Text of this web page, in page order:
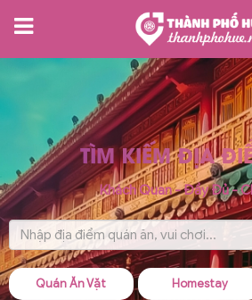
TÌM KIẾM ĐỊA
Khách Quan - Đầy Đủ -
Quán Ăn Vặt Homestay